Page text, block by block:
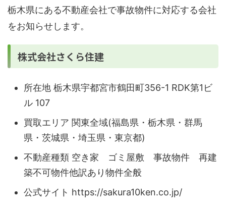
栃木県にある不動産会社で事故物件に対応する会社
をお知らせします。
株式会社さくら住建
所在地 栃木県宇都宮市鶴田町356-1 RDK第1ビ
ル 107
買取エリア 関東全域(福島県・栃木県・群馬
県・茨城県・埼玉県・東京都)
不動産種類 空き家 ゴミ屋敷 事故物件 再建
築不可物件他訳あり物件全般
公式サイト https://sakura10ken.co.jp/